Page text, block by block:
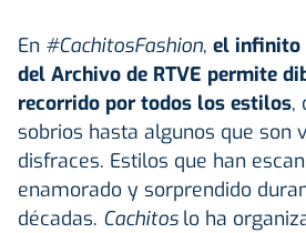
En #CachitosFashion, el infinito
del Archivo de RTVE permite
recorrido por todos los estilos,
sobrios hasta algunos que son
disfraces. Estilos que han
enamorado y sorprendido
décadas. Cachitos lo ha